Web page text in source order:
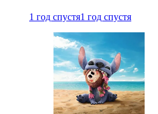
1 год спустя1 год спустя